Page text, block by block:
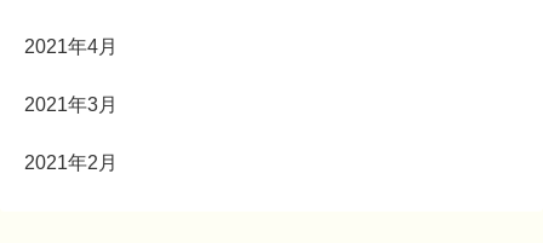
2021年4月
2021年3月
2021年2月